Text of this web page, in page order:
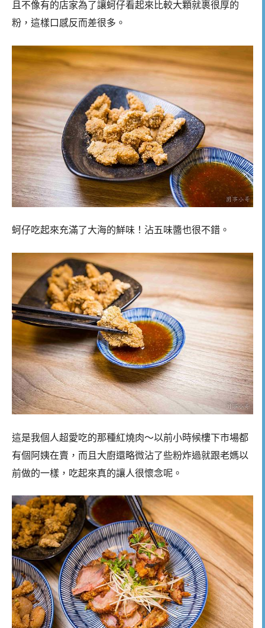
且不像有的店家為了讓蚵仔看起來比較大顆就裹很厚的
粉，這樣口感反而差很多。
蚵仔吃起來充滿了大海的鮮味！沾五味醬也很不錯。
這是我個人超愛吃的那種紅燒肉～以前小時候樓下市場都
有個阿姨在賣，而且大廚還略微沾了些粉炸過就跟老媽以
前做的一樣，吃起來真的讓人很懷念呢。